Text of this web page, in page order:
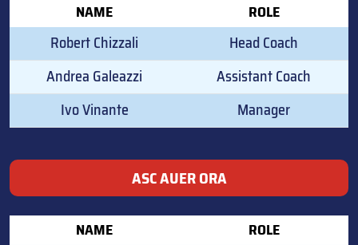
NAME ROLE
Robert Chizzali
Head Coach
Andrea Galeazzi
Assistant Coach
Ivo Vinante
Manager
ASC AUER ORA
NAME ROLE